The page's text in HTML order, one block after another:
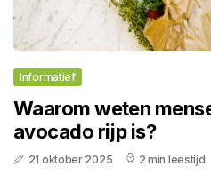
Informatief
Waarom weten
avocado rijp is?
21 oktober 2025 2 min leestijd